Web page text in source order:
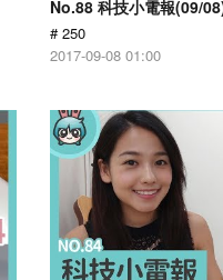
No.88 科技小電報(09/
# 250
2017-09-08 01:00